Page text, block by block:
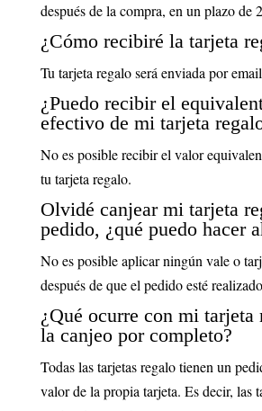
después de la compra, en un plazo de
¿Cómo recibiré la tarjeta
Tu tarjeta regalo será enviada por
¿Puedo recibir el
efectivo de mi tarjeta
No es posible recibir el valor
tu tarjeta regalo.
Olvidé canjear mi tarjeta
pedido, ¿qué puedo hacer
No es posible aplicar ningún vale o
después de que el pedido esté
¿Qué ocurre con mi tarjeta
la canjeo por completo?
Todas las tarjetas regalo tienen un
valor de la propia tarjeta. Es decir, las